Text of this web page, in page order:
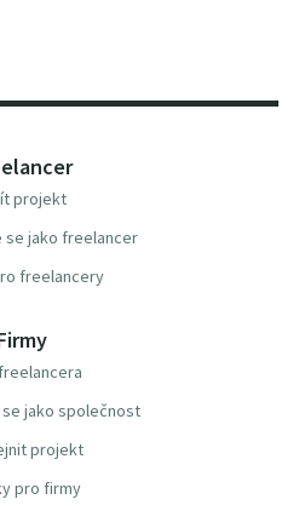
projekt
jako freelancer
freelancery
jako společnost
projekt
pro firmy